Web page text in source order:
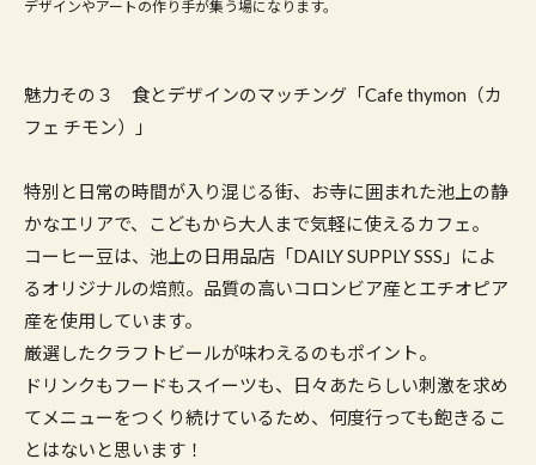
デザインやアートの作り手が集う場になります。
魅力その３ 食とデザインのマッチング「Cafe thymon（カ
フェ チモン）」
特別と日常の時間が入り混じる街、お寺に囲まれた池上の静
かなエリアで、こどもから大人まで気軽に使えるカフェ。
コーヒー豆は、池上の日用品店「DAILY SUPPLY SSS」によ
るオリジナルの焙煎。品質の高いコロンビア産とエチオピア
産を使用しています。
厳選したクラフトビールが味わえるのもポイント。
ドリンクもフードもスイーツも、日々あたらしい刺激を求め
てメニューをつくり続けているため、何度行っても飽きるこ
とはないと思います！